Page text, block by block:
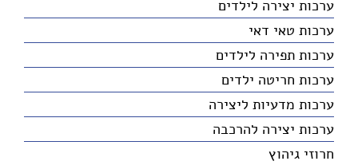
ערכות יצירה לילדים
ערכות טאי דאי
ערכות תפירה לילדים
ערכות חריטה ילדים
ערכות מדעיות ליצירה
ערכות יצירה להרכבה
חרוזי גיהוץ